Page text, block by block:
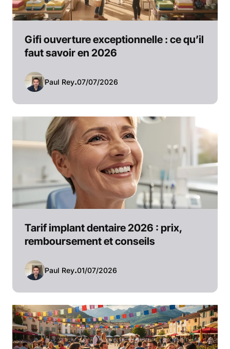
Gifi ouverture exceptionnelle : ce qu’il
faut savoir en 2026
Paul Rey.07/07/2026
Tarif implant dentaire 2026 : prix,
remboursement et conseils
Paul Rey.01/07/2026